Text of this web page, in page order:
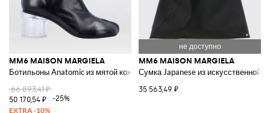
MM6 MAISON MARGIELA
Ботильоны Anatomic из мятой кожи
66 893,41 ₽
50 170,54 ₽
-25%
MM6 MAISON MARGIELA
Сумка Japanese из искусственной
35 563,49 ₽